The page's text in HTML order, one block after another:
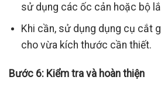
sử dụng các ốc cản hoặc bộ
Khi cần, sử dụng dụng cụ cắt
cho vừa kích thước cần thiết.
Bước 6: Kiểm tra và hoàn thiện